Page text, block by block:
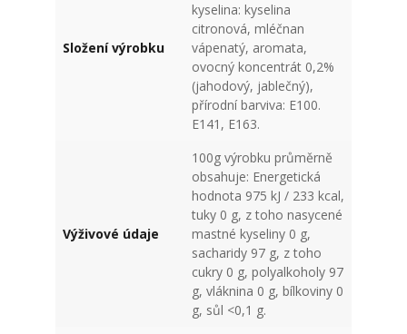
Složení výrobku
kyselina: kyselina
citronová, mléčnan
vápenatý, aromata,
ovocný koncentrát 0,2%
(jahodový, jablečný),
přírodní barviva: E100.
E141, E163.
Výživové údaje
100g výrobku průměrně
obsahuje: Energetická
hodnota 975 kJ / 233 kcal,
tuky 0 g, z toho nasycené
mastné kyseliny 0 g,
sacharidy 97 g, z toho
cukry 0 g, polyalkoholy 97
g, vláknina 0 g, bílkoviny 0
g, sůl <0,1 g.